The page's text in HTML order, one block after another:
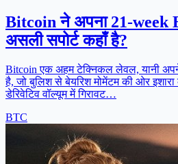
Bitcoin ने अपना 21-week
असली सपोर्ट कहाँ है?
Bitcoin एक अहम टेक्निकल लेवल, यानी
है, जो बुलिश से बेयरिश मोमेंटम की ओर
डेरिवेटिव वॉल्यूम में गिरावट…
BTC